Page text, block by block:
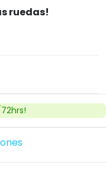
ruedas!